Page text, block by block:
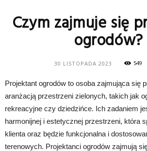
Czym zajmuje się
ogrodów?
30 LISTOPADA 2023 549
Projektant ogrodów to osoba zajmująca się
aranżacją przestrzeni zielonych, takich jak
rekreacyjne czy dziedzińce. Ich zadaniem
harmonijnej i estetycznej przestrzeni, która
klienta oraz będzie funkcjonalna i
terenowych. Projektanci ogrodów zajmują